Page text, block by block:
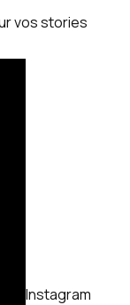
vos stories
Instagram